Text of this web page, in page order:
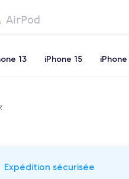
13 iPhone 15 iPhone
Expédition sécurisée